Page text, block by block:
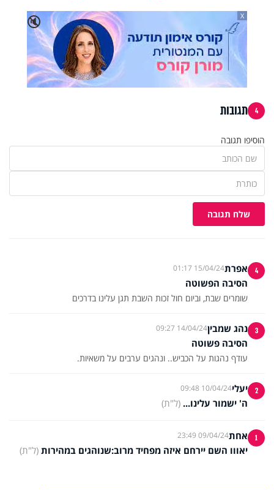
🔇
X
4 תגובות
הוסיפו תגובה
שלח תגובה
4 אפרת15/04/24 01:17
הסיבה הפשוטה
שומרים שבת, וביום חול זכות השבת תגן עלינו בדרכים
3 נהג שמבין14/04/24 09:27
הסיבה פשוטה
עודף נהגות על הכביש.. ונהגים ערבים על משאיות.
2 יעלי10/04/24 09:48
ה' ישמור עלינו... (ל"ת)
1 אחת09/04/24 23:49
יאווו השם יירחם איזה מפחיד מרוב:שנוהגים במהירות (ל"ת)